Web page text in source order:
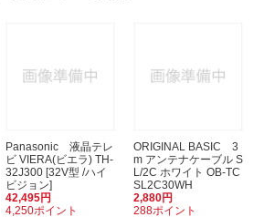
Panasonic 液晶テレ
ビ VIERA(ビエラ) TH-
32J300 [32V型 /ハイ
ビジョン]
42,495円
4,250ポイント
ORIGINAL BASIC 3
m アンテナケーブル S
L/2C ホワイト OB-TC
SL2C30WH
2,880円
288ポイント